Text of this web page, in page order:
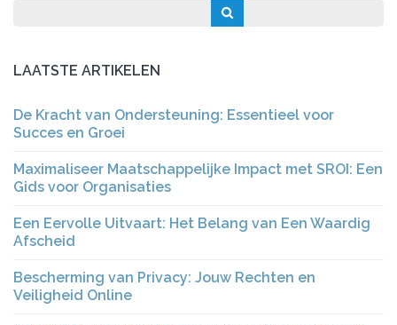
LAATSTE ARTIKELEN
De Kracht van Ondersteuning: Essentieel voor
Succes en Groei
Maximaliseer Maatschappelijke Impact met SROI: Een
Gids voor Organisaties
Een Eervolle Uitvaart: Het Belang van Een Waardig
Afscheid
Bescherming van Privacy: Jouw Rechten en
Veiligheid Online